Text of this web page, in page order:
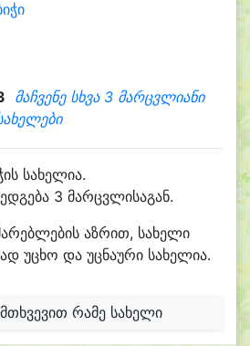
მაჩვენე სხვა 3 მარცვლიანი
სახელია.
3 მარცვლისაგან.
აზრით, სახელი
უცხო და უცნაური სახელია.
რამე სახელი